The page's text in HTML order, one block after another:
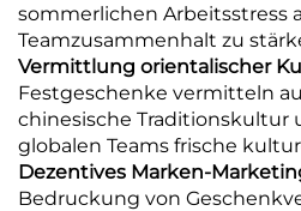
sommerlichen Arbeitsstress
Teamzusammenhalt zu
Vermittlung orientalischer
Festgeschenke vermitteln
chinesische Traditionskultur
globalen Teams frische
Dezentives Marken-
Bedruckung von